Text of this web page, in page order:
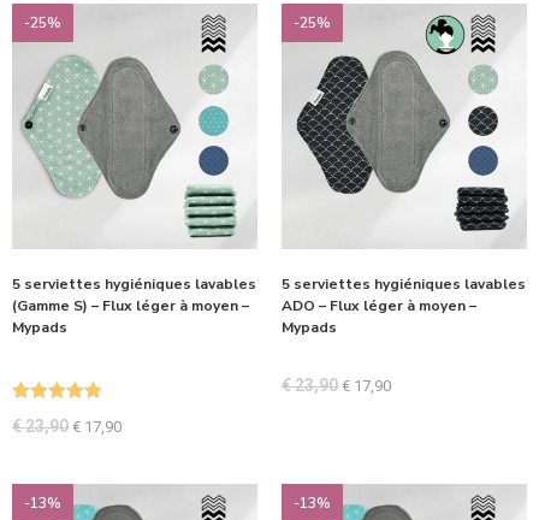
-25%
5 serviettes hygiéniques lavables
(Gamme S) – Flux léger à moyen –
Mypads
€23,90 € 17,90
-25%
5 serviettes hygiéniques lavables
ADO – Flux léger à moyen –
Mypads
€23,90 € 17,90
-13% -13%